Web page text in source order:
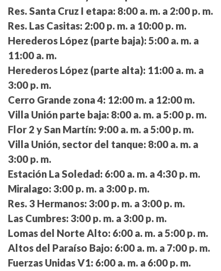
Res. Santa Cruz I etapa: 8:00 a. m. a 2:00 p. m.
Res. Las Casitas: 2:00 p. m. a 10:00 p. m.
Herederos López (parte baja): 5:00 a. m. a
11:00 a. m.
Herederos López (parte alta): 11:00 a. m. a
3:00 p. m.
Cerro Grande zona 4: 12:00 m. a 12:00 m.
Villa Unión parte baja: 8:00 a. m. a 5:00 p. m.
Flor 2 y San Martín: 9:00 a. m. a 5:00 p. m.
Villa Unión, sector del tanque: 8:00 a. m. a
3:00 p. m.
Estación La Soledad: 6:00 a. m. a 4:30 p. m.
Miralago: 3:00 p. m. a 3:00 p. m.
Res. 3 Hermanos: 3:00 p. m. a 3:00 p. m.
Las Cumbres: 3:00 p. m. a 3:00 p. m.
Lomas del Norte Alto: 6:00 a. m. a 5:00 p. m.
Altos del Paraíso Bajo: 6:00 a. m. a 7:00 p. m.
Fuerzas Unidas V1: 6:00 a. m. a 6:00 p. m.